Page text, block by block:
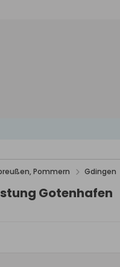
Pommern Gdingen
Gotenhafen